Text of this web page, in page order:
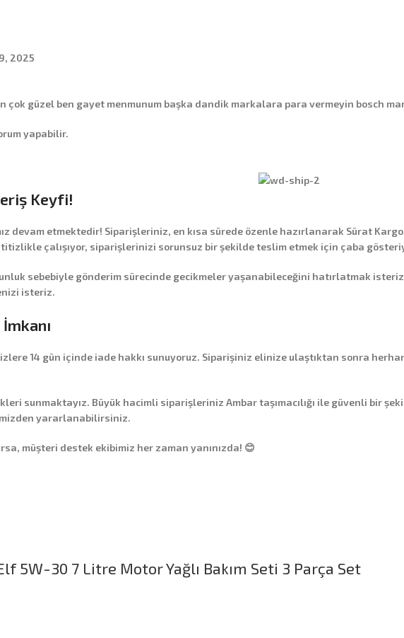
2025
çok güzel ben gayet menmunum başka dandik markalara para vermeyin bosch
yapabilir.
Keyfi!
devam etmektedir! Siparişleriniz, en kısa sürede özenle hazırlanarak Sürat Kargo
çalışıyor, siparişlerinizi sorunsuz bir şekilde teslim etmek için çaba
sebebiyle gönderim sürecinde gecikmeler yaşanabileceğini hatırlatmak
isteriz.
14 gün içinde iade hakkı sunuyoruz. Siparişiniz elinize ulaştıktan sonra
sunmaktayız. Büyük hacimli siparişleriniz Ambar taşımacılığı ile güvenli bir
yararlanabilirsiniz.
müşteri destek ekibimiz her zaman yanınızda! 😊
5W-30 7 Litre Motor Yağlı Bakım Seti 3 Parça Set